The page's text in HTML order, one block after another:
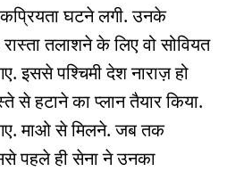
घटने लगी. उनके
तलाशने के लिए वो सोवियत
इससे पश्चिमी देश नाराज़ हो
से हटाने का प्लान तैयार किया.
माओ से मिलने. जब तक
पहले ही सेना ने उनका